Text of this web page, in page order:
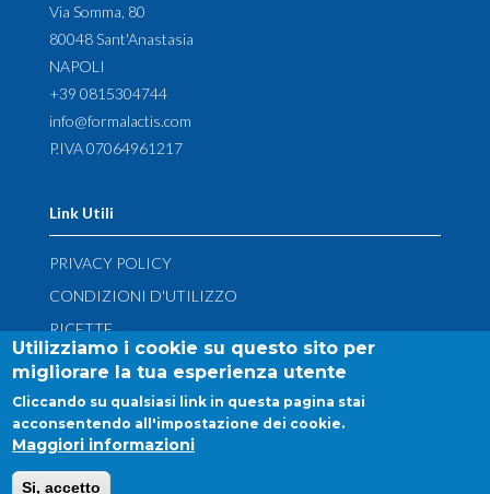
Via Somma, 80
80048 Sant'Anastasia
NAPOLI
+39 0815304744
info@formalactis.com
P.IVA 07064961217
Link Utili
PRIVACY POLICY
CONDIZIONI D'UTILIZZO
RICETTE
CONTATTI
DIRITTO DI RECESSO
Utilizziamo i cookie su questo sito per
migliorare la tua esperienza utente
Cliccando su qualsiasi link in questa pagina stai
acconsentendo all'impostazione dei cookie.
Maggiori informazioni
Si, accetto